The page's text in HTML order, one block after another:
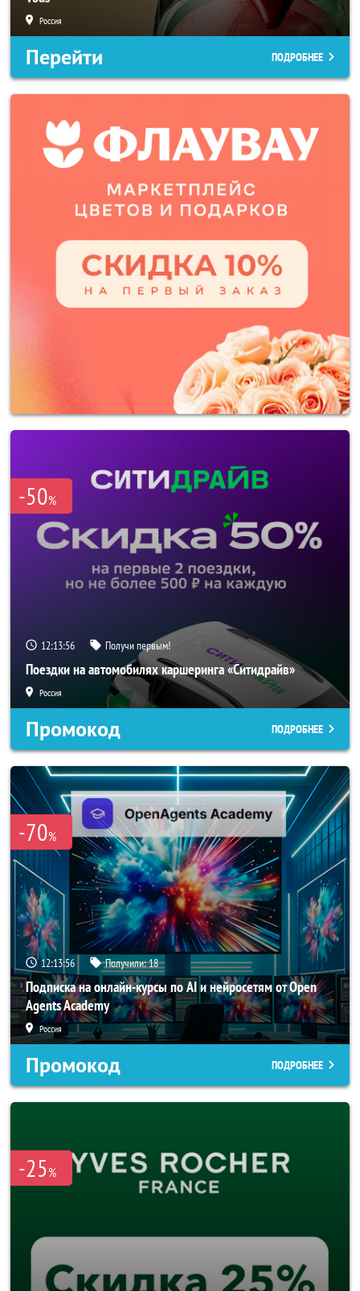
Россия
Перейти ПОДРОБНЕЕ
-50%
12:13:53 Получи первым!
Поездки на автомобилях каршеринга «Ситидрайв»
Россия
Промокод ПОДРОБНЕЕ
-70%
12:13:53 Получили:18
Подписка на онлайн-курсы по AI и нейросетям от Open
Agents Academy
Россия
Промокод ПОДРОБНЕЕ
-25%